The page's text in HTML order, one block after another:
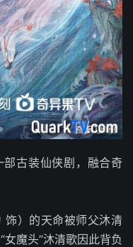
古装仙侠剧，融合奇
饰）的天命被师父沐清
魔头”沐清歌因此背负